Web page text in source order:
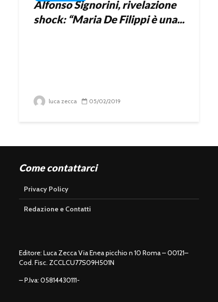
Alfonso Signorini, rivelazione
shock: “Maria De Filippi è una...
luca zecca 05/02/2019
Come contattarci
Privacy Policy
Redazione e Contatti
Editore: Luca Zecca Via Enea picchio n 10 Roma – 00121–
Cod. Fisc. ZCCLCU77S09H501N
– P.Iva: 05814430111-